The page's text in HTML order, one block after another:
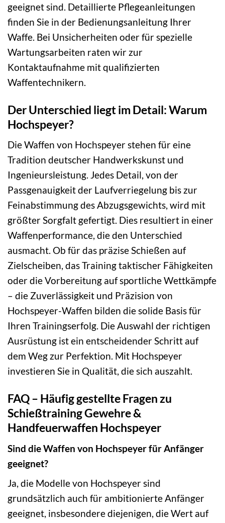
geeignet sind. Detaillierte Pflegeanleitungen
finden Sie in der Bedienungsanleitung Ihrer
Waffe. Bei Unsicherheiten oder für spezielle
Wartungsarbeiten raten wir zur
Kontaktaufnahme mit qualifizierten
Waffentechnikern.
Der Unterschied liegt im Detail: Warum
Hochspeyer?
Die Waffen von Hochspeyer stehen für eine
Tradition deutscher Handwerkskunst und
Ingenieursleistung. Jedes Detail, von der
Passgenauigkeit der Laufverriegelung bis zur
Feinabstimmung des Abzugsgewichts, wird mit
größter Sorgfalt gefertigt. Dies resultiert in einer
Waffenperformance, die den Unterschied
ausmacht. Ob für das präzise Schießen auf
Zielscheiben, das Training taktischer Fähigkeiten
oder die Vorbereitung auf sportliche Wettkämpfe
– die Zuverlässigkeit und Präzision von
Hochspeyer-Waffen bilden die solide Basis für
Ihren Trainingserfolg. Die Auswahl der richtigen
Ausrüstung ist ein entscheidender Schritt auf
dem Weg zur Perfektion. Mit Hochspeyer
investieren Sie in Qualität, die sich auszahlt.
FAQ – Häufig gestellte Fragen zu
Schießtraining Gewehre &
Handfeuerwaffen Hochspeyer
Sind die Waffen von Hochspeyer für Anfänger
geeignet?
Ja, die Modelle von Hochspeyer sind
grundsätzlich auch für ambitionierte Anfänger
geeignet, insbesondere diejenigen, die Wert auf